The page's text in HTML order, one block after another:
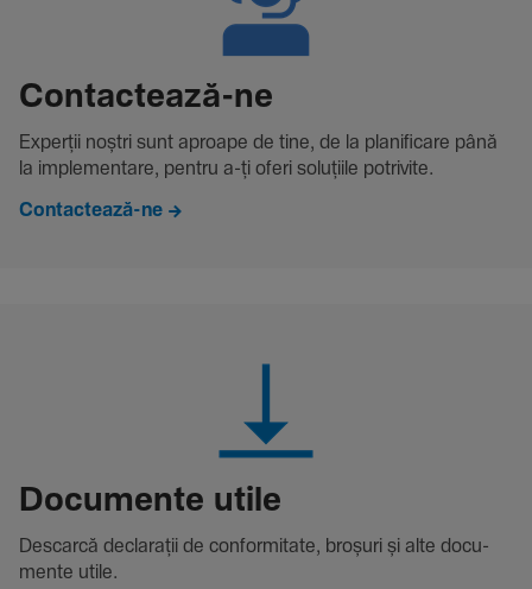
Contac­tează-ne
Experții noștri sunt aproape de tine, de la plani­fi­care până
la imple­men­tare, pentru a-ți oferi solu­țiile potri­vite.
Contactează-ne
Docu­mente utile
Descarcă decla­rații de conformitate, broșuri și alte docu­
mente utile.